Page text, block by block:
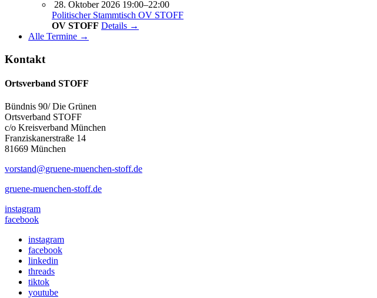
28. Oktober 2026 19:00–22:00
Politischer Stammtisch OV STOFF
OV STOFF Details →
Alle Termine →
Kontakt
Ortsverband STOFF
Bündnis 90/ Die Grünen
Ortsverband STOFF
c/o Kreisverband München
Franziskanerstraße 14
81669 München
vorstand@gruene-muenchen-stoff.de
gruene-muenchen-stoff.de
instagram
facebook
instagram
facebook
linkedin
threads
tiktok
youtube